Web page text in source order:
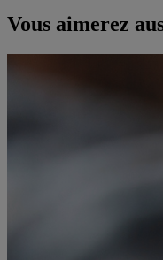
Vous aimerez